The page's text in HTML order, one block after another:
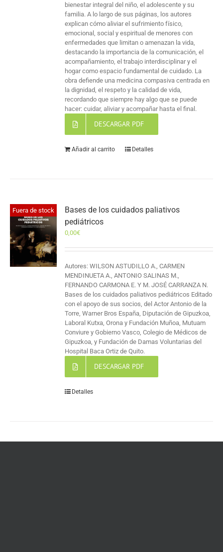
bienestar integral del niño, el adolescente y su
familia. A lo largo de sus páginas, los autores
explican cómo aliviar el sufrimiento físico,
emocional, social y espiritual de menores con
enfermedades que limitan o amenazan la vida,
destacando la importancia de la comunicación, el
acompañamiento, el trabajo interdisciplinar y el
hogar como espacio fundamental de cuidado. La
obra defiende una medicina compasiva centrada en
la dignidad, el respeto y la calidad de vida,
recordando que siempre hay algo que se puede
hacer: cuidar, aliviar y acompañar hasta el final.
DESCARGAR PDF
Añadir al carrito Detalles
Fuera de stock
Bases de los cuidados paliativos
pediátricos
0,00€
Autores: WILSON ASTUDILLO A., CARMEN
MENDINUETA A., ANTONIO SALINAS M.,
FERNANDO CARMONA E. Y M. JOSÉ CARRANZA N.
Bases de los cuidados paliativos pediátricos Editado
con el apoyo de sus socios, del Actor Antonio de la
Torre, Warner Bros España, Diputación de Gipuzkoa,
Laboral Kutxa, Orona y Fundación Muñoa, Mutuam
Conviure y Gobierno Vasco, Colegio de Médicos de
Gipuzkoa, y Fundación de Damas Voluntarias del
Hospital Baca Ortiz de Quito.
DESCARGAR PDF
Detalles